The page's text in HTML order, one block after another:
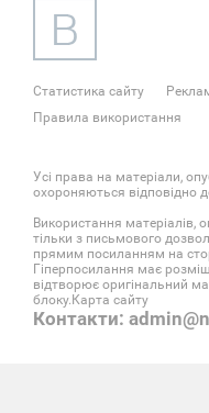
Статистика сайту
Правила використання
Усі права на матеріали,
охороняються відповідно
Використання матеріалів,
тільки з письмового
прямим посиланням на
Гіперпосилання має
відтворює оригінальний
блоку. Карта сайту
Контакти: